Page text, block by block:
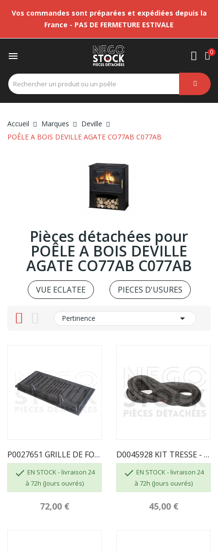
Vos commandes sont préparées et expédiées depuis la
France - PAS DE FERMETURE ESTIVALE
 0
Accueil Marques
Deville
POÊLE A BOIS DEVILLE AGATE CO77AB C077AB
Pièces détachées pour
POÊLE A BOIS DEVILLE
AGATE CO77AB C077AB
VUE ECLATEE PIECES D'USURES
Pertinence 
P0027651 GRILLE DE FOYER ADAPTABLE POUR...
 EN STOCK - livraison 24
à 72h (Jours ouvrés)
72,00 €
D0045928 KIT TRESSE - Ø15 - Noir
 EN STOCK - livraison 24
à 72h (Jours ouvrés)
45,00 €